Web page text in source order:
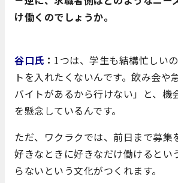
け働くのでしょうか。
谷口氏 ： 1つは、学生も結構忙しい
トを入れたくないんです。飲み会や
バイトがあるから行けない」と、機
を懸念しているんです。
ただ、ワクラクでは、前日まで募集
好きなときに好きなだけ働けるとい
らないという文化がつくれます。